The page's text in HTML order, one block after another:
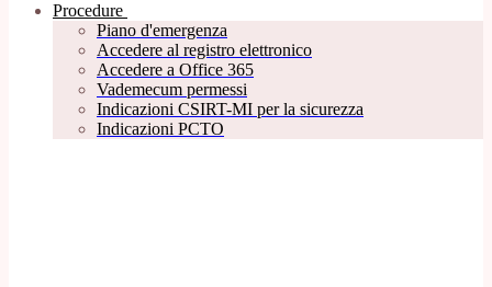
Procedure
Piano d'emergenza
Accedere al registro elettronico
Accedere a Office 365
Vademecum permessi
Indicazioni CSIRT-MI per la sicurezza
Indicazioni PCTO